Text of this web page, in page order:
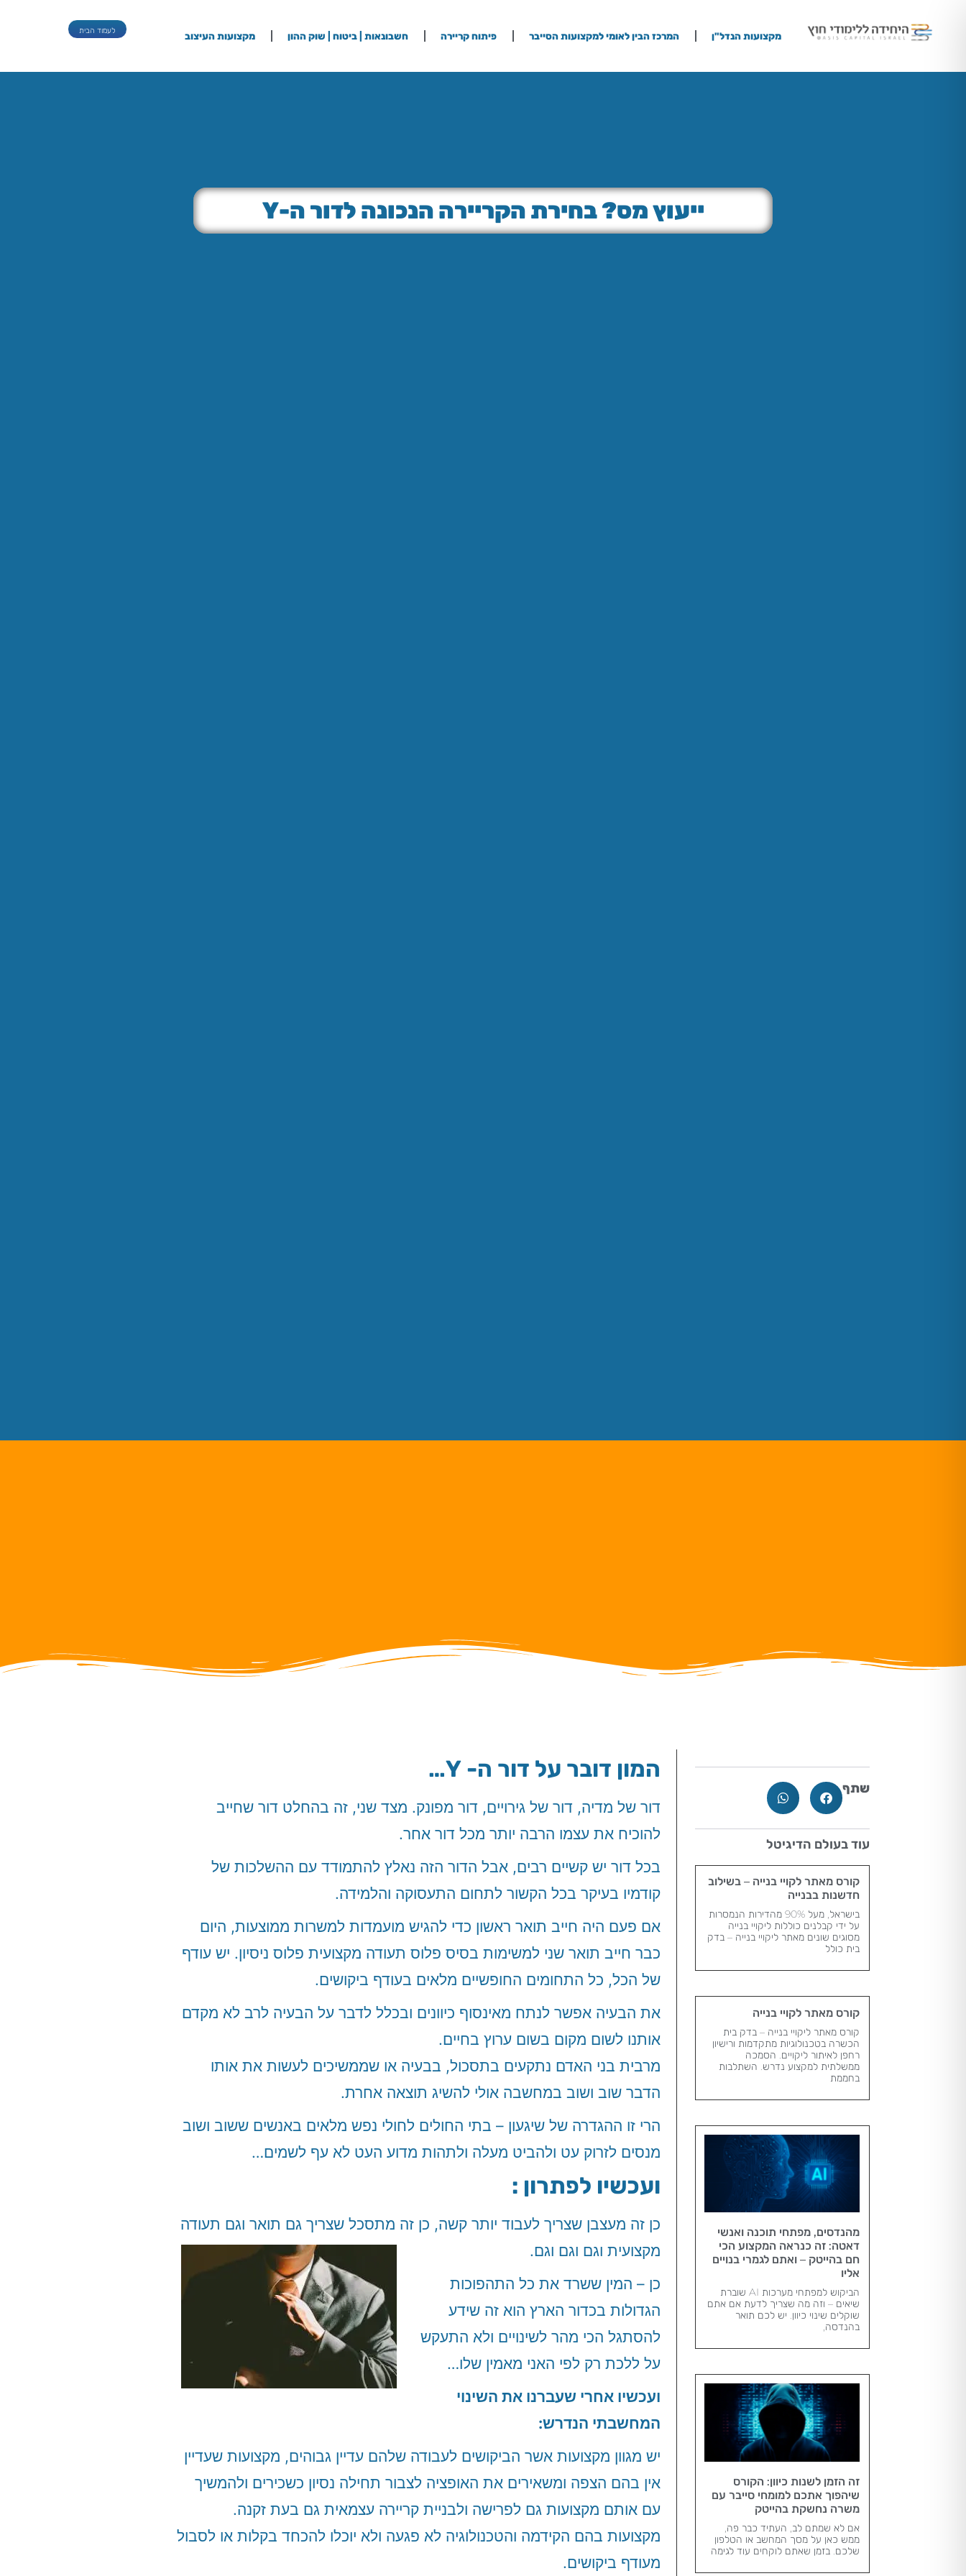
מקצועות הנדל"ן המרכז הבין לאומי למקצועות הסייבר פיתוח קריירה חשבונאות | ביטוח | שוק ההון מקצועות העיצוב לעמוד הבית
ייעוץ מס? בחירת הקריירה הנכונה לדור ה-Y
המון דובר על דור ה- Y…
דור של מדיה, דור של גירויים, דור מפונק. מצד שני, זה בהחלט דור שחייב
להוכיח את עצמו הרבה יותר מכל דור אחר.
בכל דור יש קשיים רבים, אבל הדור הזה נאלץ להתמודד עם ההשלכות של
קודמיו בעיקר בכל הקשור לתחום התעסוקה והלמידה.
אם פעם היה חייב תואר ראשון כדי להגיש מועמדות למשרות ממוצעות, היום
כבר חייב תואר שני למשימות בסיס פלוס תעודה מקצועית פלוס ניסיון. יש עודף
של הכל, כל התחומים החופשיים מלאים בעודף ביקושים.
את הבעיה אפשר לנתח מאינסוף כיוונים ובכלל לדבר על הבעיה לרב לא מקדם
אותנו לשום מקום בשום ערוץ בחיים.
מרבית בני האדם נתקעים בתסכול, בבעיה או שממשיכים לעשות את אותו
הדבר שוב ושוב במחשבה אולי להשיג תוצאה אחרת.
הרי זו ההגדרה של שיגעון – בתי החולים לחולי נפש מלאים באנשים ששוב ושוב
מנסים לזרוק עט ולהביט מעלה ולתהות מדוע העט לא עף לשמים…
ועכשיו לפתרון :
כן זה מעצבן שצריך לעבוד יותר קשה, כן זה מתסכל שצריך גם תואר וגם תעודה
מקצועית וגם וגם וגם.
כן – המין ששרד את כל התהפוכות
הגדולות בכדור הארץ הוא זה שידע
להסתגל הכי מהר לשינויים ולא התעקש
על ללכת רק לפי האני מאמין שלו…
ועכשיו אחרי שעברנו את השינוי
המחשבתי הנדרש:
יש מגוון מקצועות אשר הביקושים לעבודה שלהם עדיין גבוהים, מקצועות שעדיין
אין בהם הצפה ומשאירים את האופציה לצבור תחילה נסיון כשכירים ולהמשיך
עם אותם מקצועות גם לפרישה ולבניית קריירה עצמאית גם בעת זקנה.
מקצועות בהם הקידמה והטכנולוגיה לא פגעה ולא יוכלו להכחד בקלות או לסבול
מעודף ביקושים.
שתף
עוד בעולם הדיגיטל
קורס מאתר לקויי בנייה – בשילוב
חדשנות בבנייה
בישראל, מעל 90% מהדירות הנמסרות
על ידי קבלנים כוללות ליקויי בנייה
מסוגים שונים מאתר ליקויי בנייה – בדק
בית כולל
קורס מאתר לקויי בנייה
קורס מאתר ליקויי בנייה – בדק בית
הכשרה בטכנולוגיות מתקדמות ורישיון
רחפן לאיתור ליקויים. הסמכה
ממשלתית למקצוע נדרש​. השתלבות
בחממת
מהנדסים, מפתחי תוכנה ואנשי
דאטה: זה כנראה המקצוע הכי
חם בהייטק – ואתם לגמרי בנויים
אליו
הביקוש למפתחי מערכות AI שוברת
שיאים – וזה מה שצריך לדעת אם אתם
שוקלים שינוי כיוון. יש לכם תואר
בהנדסה,
זה הזמן לשנות כיוון: הקורס
שיהפוך אתכם למומחי סייבר עם
משרה נחשקת בהייטק
אם לא שמתם לב, העתיד כבר פה,
ממש כאן על מסך המחשב או הטלפון
שלכם. בזמן שאתם לוקחים עוד לגימה